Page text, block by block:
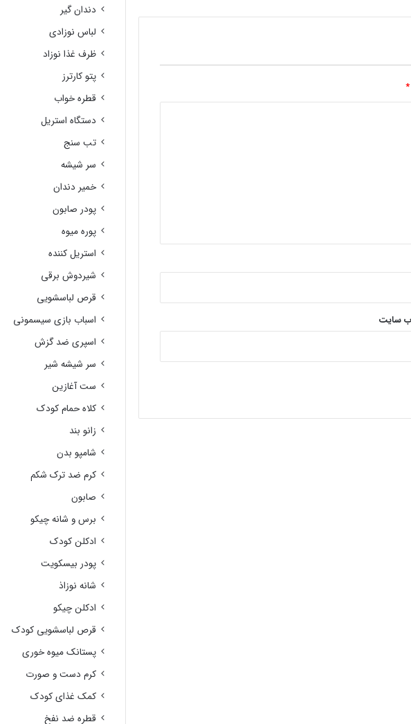
*
سایت
دندان گیر
لباس نوزادی
ظرف غذا نوزاد
پتو کارترز
قطره خواب
دستگاه استریل
تب سنج
سر شیشه
خمیر دندان
پودر صابون
پوره میوه
استریل کننده
شیردوش برقی
قرص لباسشویی
اسباب بازی سیسمونی
اسپری ضد گزش
سر شیشه شیر
ست آغازین
کلاه حمام کودک
زانو بند
شامپو بدن
کرم ضد ترک شکم
صابون
برس و شانه چیکو
ادکلن کودک
پودر بیسکویت
شانه نوزاذ
ادکلن چیکو
قرص لباسشویی کودک
پستانک میوه خوری
کرم دست و صورت
کمک غذای کودک
قطره ضد نفخ